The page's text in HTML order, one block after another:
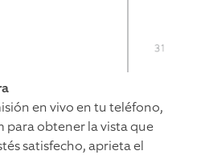
en vivo en tu teléfono,
para obtener la vista que
satisfecho, aprieta el